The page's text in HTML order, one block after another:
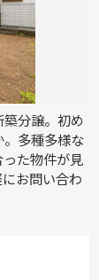
分譲。初め
多種多様な
た物件が見
お問い合わ